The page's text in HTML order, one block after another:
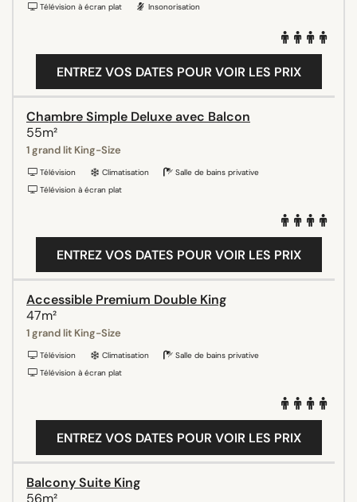
Télévision à écran plat
Insonorisation
ENTREZ VOS DATES POUR VOIR LES PRIX
Chambre Simple Deluxe avec Balcon
55m²
1 grand lit King-Size
Télévision Climatisation
Salle de bains privative
Télévision à écran plat
ENTREZ VOS DATES POUR VOIR LES PRIX
Accessible Premium Double King
47m²
1 grand lit King-Size
Télévision Climatisation
Salle de bains privative
Télévision à écran plat
ENTREZ VOS DATES POUR VOIR LES PRIX
Balcony Suite King
56m²